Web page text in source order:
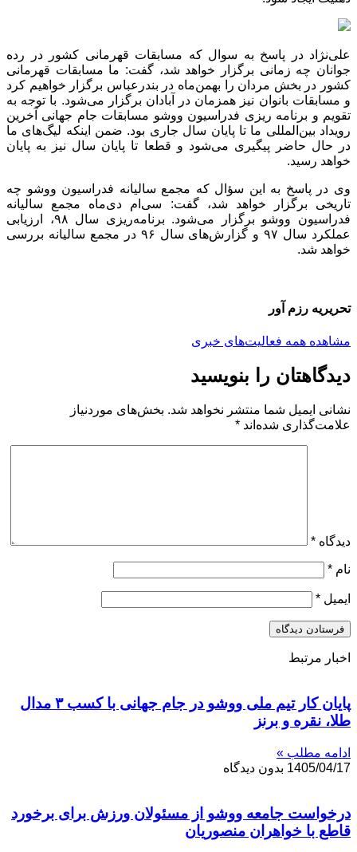
علی‌نژاد در پاسخ به سوال که مسابقات قهرمانی کشور در رده
جوانان چه زمانی برگزار خواهد شد، گفت: ما مسابقات قهرمانی
کشور در بخش مردان را بهمن‌ماه در بندرعباس برگزار خواهیم کرد
و مسابقات بانوان نیز همزمان در آبادان برگزار می‌شود. با توجه به
تقویم و برنامه ریزی فدراسیون ووشو مسابقات جام جهانی آخرین
رویداد بین‌المللی ما تا پایان سال جاری بود. ضمن اینکه لیگ‌های ما
در حال حاضر پیگیری می‌شود و قطعا تا پایان سال نیز به پایان
خواهد رسید.
وی در پاسخ به این سؤال که مجمع سالیانه فدراسیون ووشو چه
تاریخی برگزار خواهد شد، گفت: سی‌ام دی‌ماه مجمع سالیانه
فدراسیون ووشو برگزار می‌شود. برنامه‌ریزی سال ۹۸، ارزیابی
عملکرد سال ۹۷ و گزارش‌های سال ۹۶ در مجمع سالیانه بررسی
خواهد شد.
تحریریه رزم آور
مشاهده همه فعالیت‌های خبری
دیدگاهتان را بنویسید
نشانی ایمیل شما منتشر نخواهد شد. بخش‌های موردنیاز
علامت‌گذاری شده‌اند *
دیدگاه *
نام *
ایمیل *
اخبار مرتبط
پایان کار تیم ملی ووشو در جام جهانی با کسب ۳ مدال
طلا، نقره و برنز
ادامه مطلب »
1405/04/17 بدون دیدگاه
درخواست جامعه ووشو از مسئولان ورزش برای برخورد
قاطع با خواهران منصوریان